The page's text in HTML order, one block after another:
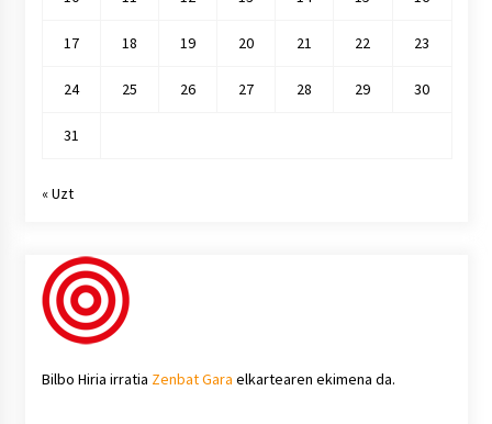
17 18 19 20 21 22 23
24 25 26 27 28 29 30
31
« Uzt
Bilbo Hiria irratia Zenbat Gara elkartearen ekimena da.